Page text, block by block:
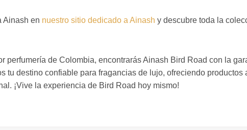
Ainash en nuestro sitio dedicado a Ainash y descubre toda la
perfumería de Colombia, encontrarás Ainash Bird Road con la
tu destino confiable para fragancias de lujo, ofreciendo productos
¡Vive la experiencia de Bird Road hoy mismo!